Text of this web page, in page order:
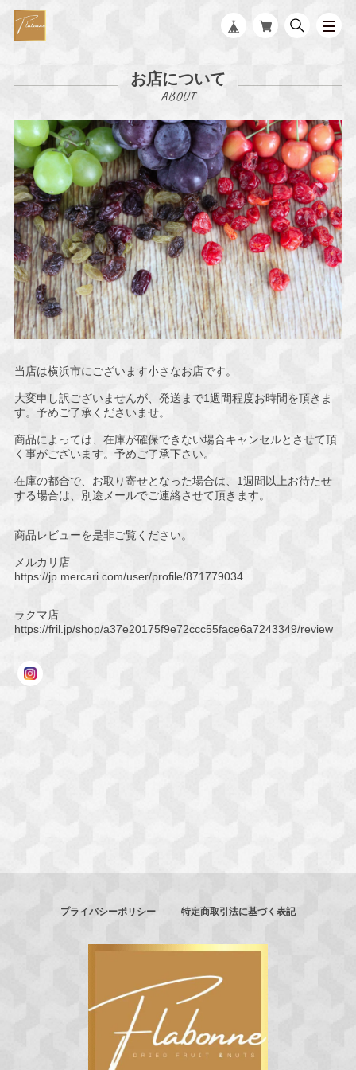
お店について
当店は横浜市にございます小さなお店です。
大変申し訳ございませんが、発送まで1週間程度お時間を頂きま
す。予めご了承くださいませ。
商品によっては、在庫が確保できない場合キャンセルとさせて頂
く事がございます。予めご了承下さい。
在庫の都合で、お取り寄せとなった場合は、1週間以上お待たせ
する場合は、別途メールでご連絡させて頂きます。
商品レビューを是非ご覧ください。
メルカリ店
https://jp.mercari.com/user/profile/871779034
ラクマ店
https://fril.jp/shop/a37e20175f9e72ccc55face6a7243349/review
プライバシーポリシー 特定商取引法に基づく表記